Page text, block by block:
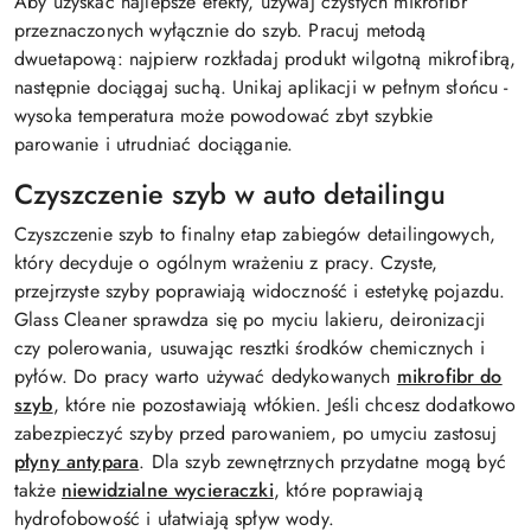
przeznaczonych wyłącznie do szyb. Pracuj metodą
dwuetapową: najpierw rozkładaj produkt wilgotną mikrofibrą,
następnie dociągaj suchą. Unikaj aplikacji w pełnym słońcu -
wysoka temperatura może powodować zbyt szybkie
parowanie i utrudniać dociąganie.
Czyszczenie szyb w auto detailingu
Czyszczenie szyb to finalny etap zabiegów detailingowych,
który decyduje o ogólnym wrażeniu z pracy. Czyste,
przejrzyste szyby poprawiają widoczność i estetykę pojazdu.
Glass Cleaner sprawdza się po myciu lakieru, deironizacji
czy polerowania, usuwając resztki środków chemicznych i
pyłów. Do pracy warto używać dedykowanych mikrofibr do
szyb, które nie pozostawiają włókien. Jeśli chcesz dodatkowo
zabezpieczyć szyby przed parowaniem, po umyciu zastosuj
płyny antypara. Dla szyb zewnętrznych przydatne mogą być
także niewidzialne wycieraczki, które poprawiają
hydrofobowość i ułatwiają spływ wody.